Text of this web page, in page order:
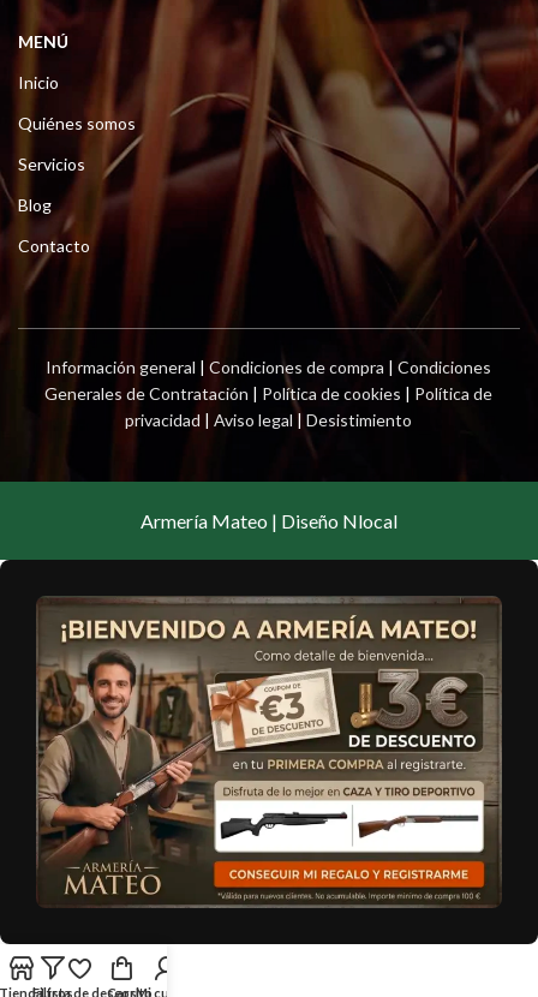
MENÚ
Inicio
Quiénes somos
Servicios
Blog
Contacto
Información general |Condiciones de compra |Condiciones
Generales de Contratación | Política de cookies | Política de
privacidad |Aviso legal |Desistimiento
Armería Mateo | Diseño Nlocal
TiendaFiltros
Lista de deseos
CarritoMi cuenta